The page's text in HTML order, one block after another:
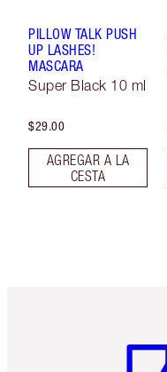
PILLOW TALK PUSH
UP LASHES!
MASCARA
Super Black 10 ml
$29.00
AGREGAR A LA
CESTA